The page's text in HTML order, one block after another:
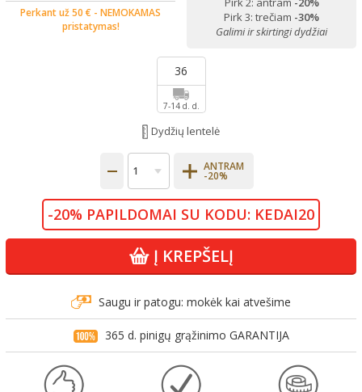
Perkant už 50 € - NEMOKAMAS
pristatymas!
Pirk 3: trečiam -30%
Galimi ir skirtingi dydžiai
36
7-14 d. d.
Dydžių lentelė
ANTRAM
-20%
-20% PAPILDOMAI SU KODU: KEDAI20
Į KREPŠELĮ
Saugu ir patogu: mokėk kai atvešime
365 d. pinigų grąžinimo GARANTIJA